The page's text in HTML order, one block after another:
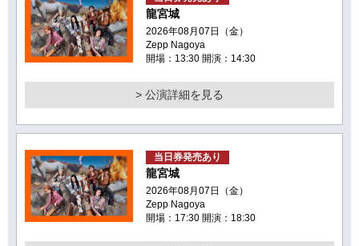
龍宮城
2026年08月07日（金）
Zepp Nagoya
開場：13:30 開演：14:30
> 公演詳細を見る
当日券発売あり
龍宮城
2026年08月07日（金）
Zepp Nagoya
開場：17:30 開演：18:30